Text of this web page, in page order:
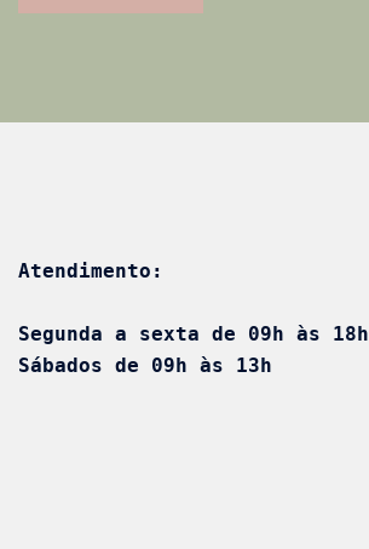
Atendimento:
Segunda a sexta de 09h às 18h
Sábados de 09h às 13h